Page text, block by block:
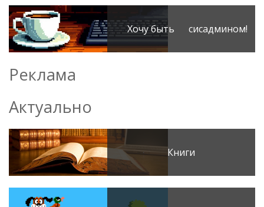
Хочу быть сисадмином!
Реклама
Актуально
Книги